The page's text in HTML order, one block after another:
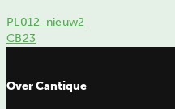
PL012-nieuw2
CB23
Over Cantique